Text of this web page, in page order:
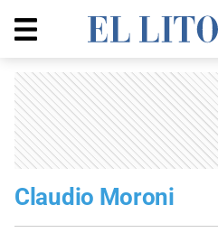
Claudio Moroni